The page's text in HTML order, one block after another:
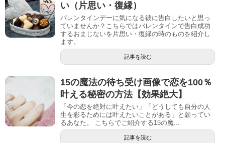
い（片思い・復縁）
バレンタインデーに気になる彼に告白したいと思っ
ていませんか？こちらではバレンタインで告白成功
するおまじないを片思い・復縁の時のものを紹介し
ます。
記事を読む
15の魔法の待ち受け画像で恋を100％
叶える秘密の方法【効果絶大】
「今の恋を絶対に叶えたい」「どうしても自分の人
生を彩るためには叶えたいことがある」と願ってい
るあなた。 こちらでご紹介する15の魔...
記事を読む